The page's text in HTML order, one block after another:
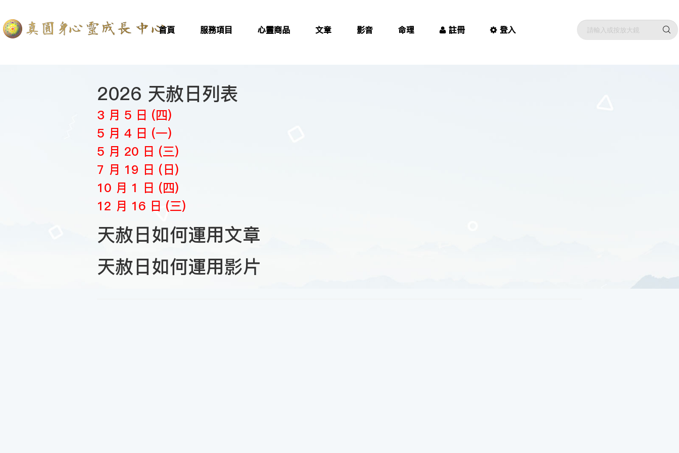
首頁 服務項目 心靈商品 文章 影音 命理 註冊 登入
2026 天赦日列表
3 月 5 日 (四)
5 月 4 日 (一)
5 月 20 日 (三)
7 月 19 日 (日)
10 月 1 日 (四)
12 月 16 日 (三)
天赦日如何運用文章
天赦日如何運用影片